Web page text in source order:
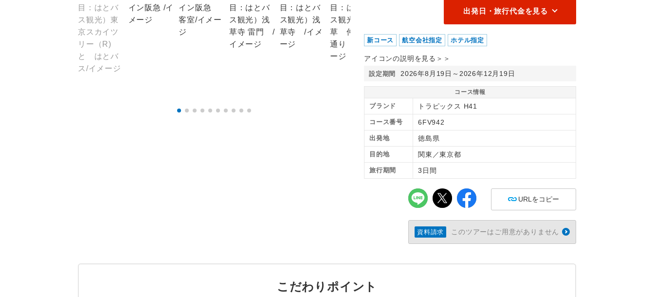
出発日・旅行代金を見る
新コース 航空会社指定 ホテル指定
アイコンの説明を見る＞＞
設定期間 2026年8月19日～2026年12月19日
コース情報
ブランド トラピックス H41
コース番号 6FV942
出発地 徳島県
目的地 関東／東京都
旅行期間 3日間
URLをコピー
資料請求 このツアーはご用意がありません
こだわりポイント